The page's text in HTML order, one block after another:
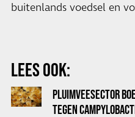
buitenlands voedsel en
LEES OOK:
PLUIMVEESECTOR
TEGEN